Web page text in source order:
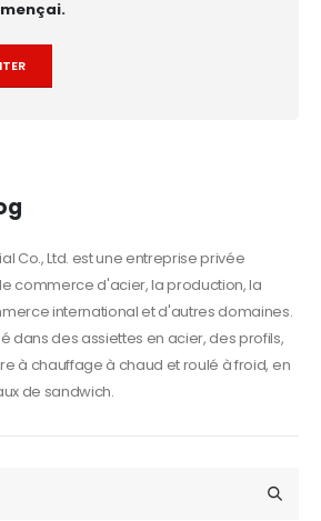
Co., Ltd. est une entreprise privée
commerce d'acier, la production, la
international et d'autres domaines.
dans des assiettes en acier, des profils,
à chauffage à chaud et roulé à froid, en
de sandwich.